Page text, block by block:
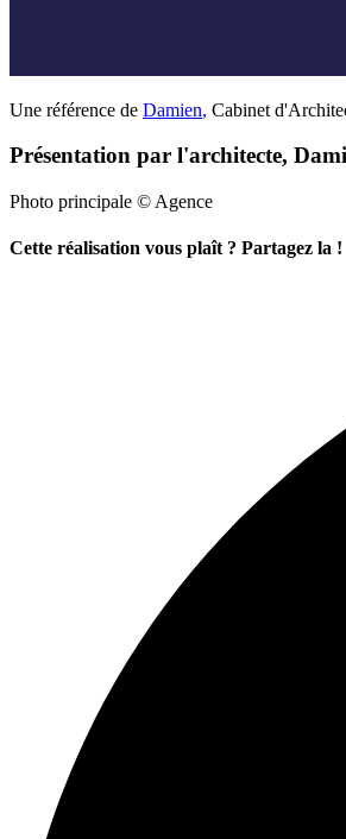
Une référence de Damien, Cabinet
Présentation par l'architecte,
Photo principale © Agence
Cette réalisation vous plaît ? Partagez la !